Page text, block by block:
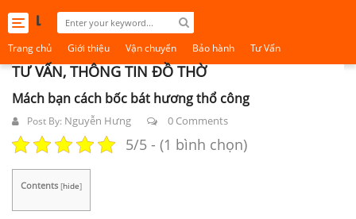
Toggle
navigation
Trang chủ Giới thiệu Vận chuyển Bảo hành Tư Vấn
TƯ VẤN, THÔNG TIN ĐỒ THỜ
Mách bạn cách bốc bát hương thổ công
Post By: Nguyễn Hưng 0 Comments
5/5 - (1 bình chọn)
Contents [hide]